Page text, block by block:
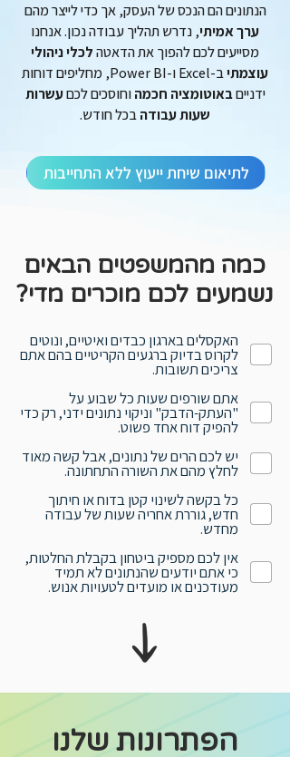
​הנתונים הם הנכס של העסק, אך כדי לייצר מהם
ערך אמיתי, נדרש תהליך עבודה נכון. אנחנו
מסייעים לכם להפוך את הדאטהלכלי ניהולי
עוצמתי
ב-Excel ו-Power BI, מחליפים דוחות
ידנייםבאוטומציה חכמהוחוסכים לכםעשרות
שעות עבודהבכל חודש.
לתיאום שיחת ייעוץ ללא התחייבות
כמה מהמשפטים הבאים
נשמעים לכם מוכרים מדי?
האקסלים בארגון כבדים ואיטיים, ונוטים
לקרוס בדיוק ברגעים הקריטיים בהם אתם
צריכים תשובות.
אתם שורפים שעות כל שבוע על
"העתק-הדבק" וניקוי נתונים ידני, רק כדי
להפיק דוח אחד פשוט.
יש לכם הרים של נתונים, אבל קשה מאוד
לחלץ מהם את השורה התחתונה.
כל בקשה לשינוי קטן בדוח או חיתוך
חדש, גוררת אחריה שעות של עבודה
מחדש.
​אין לכם מספיק ביטחון בקבלת החלטות,
כי אתם יודעים שהנתונים לא תמיד
מעודכנים או מועדים לטעויות אנוש.
הפתרונות שלנו